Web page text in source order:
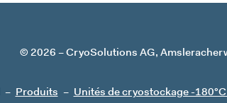
© 2026 CryoSolutions AG
Produits Unités de cryostockage -